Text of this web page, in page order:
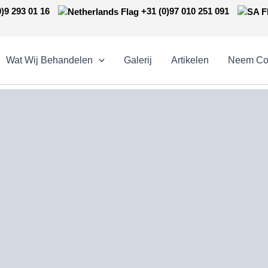
293 01 16
+31 (0)97 010 251 091
Wat Wij Behandelen Galerij Artikelen Neem